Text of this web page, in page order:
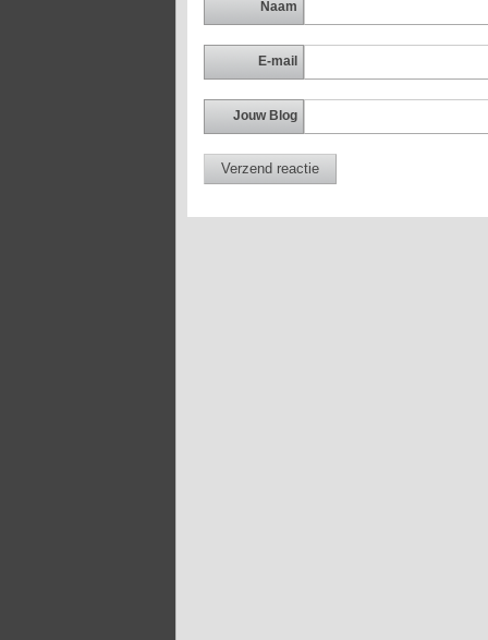
Naam
E-mail
Jouw Blog